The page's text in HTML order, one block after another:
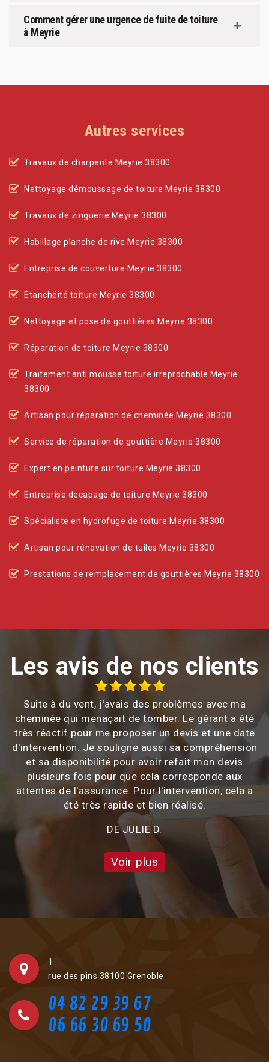
Comment gérer une urgence de fuite de toiture
à Meyrie
Autres services
Travaux de charpente Meyrie 38300
Nettoyage démoussage de toiture Meyrie 38300
Travaux de zinguerie Meyrie 38300
Habillage planche de rive Meyrie 38300
Entreprise de couverture Meyrie 38300
Etanchéité toiture Meyrie 38300
Nettoyage et pose de gouttières Meyrie 38300
Réparation de toiture Meyrie 38300
Traitement anti mousse toiture irreprochable Meyrie
38300
Artisan pour réparation de cheminée Meyrie 38300
Service de réparation de gouttière Meyrie 38300
Expert en peinture sur toiture Meyrie 38300
Entreprise decapage de toiture Meyrie 38300
Spécialiste en hydrofuge de toiture Meyrie 38300
Artisan pour rénovation de tuiles Meyrie 38300
Prestations de remplacement de gouttières Meyrie 38300
Les avis de nos clients
Suite à du vent, j'avais des problèmes avec ma
cheminée qui menaçait de tomber. Le gérant a été
très réactif pour me proposer un devis et une date
Je souligne aussi sa compréhension
et sa disponibilité pour avoir refait mon devis
plusieurs fois pour que cela corresponde aux
attentes de l'assurance. Pour l'intervention, cela a
été très rapide et bien réalisé.
DE JULIE D.
Voir plus
1
rue des pins 38100 Grenoble
04 82 29 39 67
06 66 30 69 50